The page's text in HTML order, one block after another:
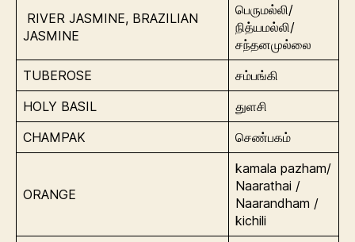
RIVER JASMINE, BRAZILIAN
JASMINE
பெருமல்லி/
நித்யமல்லி/
சந்தனமுல்லை
TUBEROSE
சம்பங்கி
HOLY BASIL
துளசி
CHAMPAK
செண்பகம்
ORANGE
kamala pazham/
Naarathai /
Naarandham /
kichili